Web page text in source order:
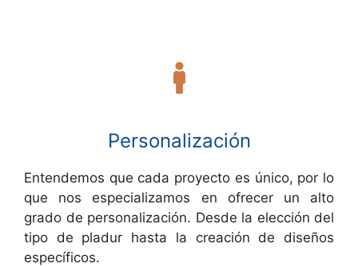
Personalización
Entendemos que cada proyecto es único, por lo
que nos especializamos en ofrecer un alto
grado de personalización. Desde la elección del
tipo de pladur hasta la creación de diseños
específicos.